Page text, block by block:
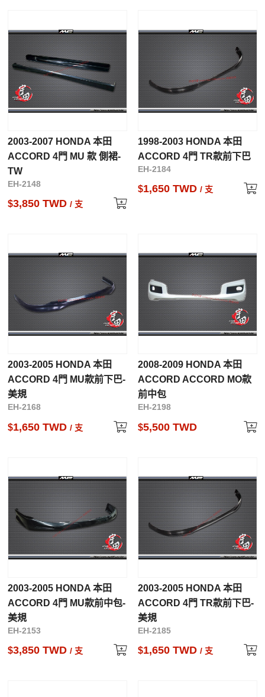
2003-2007 HONDA 本田
ACCORD 4門 MU 款 側裙-
TW
EH-2148
$3,850 TWD/ 支
1998-2003 HONDA 本田
ACCORD 4門 TR款前下巴
EH-2184
$1,650 TWD/ 支
2003-2005 HONDA 本田
ACCORD 4門 MU款前下巴-
美規
EH-2168
$1,650 TWD/ 支
2008-2009 HONDA 本田
ACCORD ACCORD MO款
前中包
EH-2198
$5,500 TWD
2003-2005 HONDA 本田
ACCORD 4門 MU款前中包-
美規
EH-2153
$3,850 TWD/ 支
2003-2005 HONDA 本田
ACCORD 4門 TR款前下巴-
美規
EH-2185
$1,650 TWD/ 支